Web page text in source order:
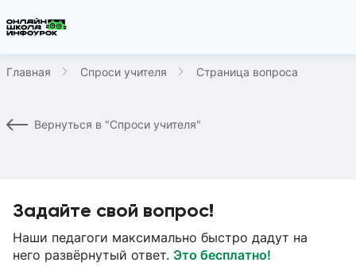
Главная Спроси учителя Страница вопроса
Вернуться в "Спроси учителя"
Задайте свой вопрос!
Наши педагоги максимально быстро дадут на
него развёрнутый ответ. Это бесплатно!